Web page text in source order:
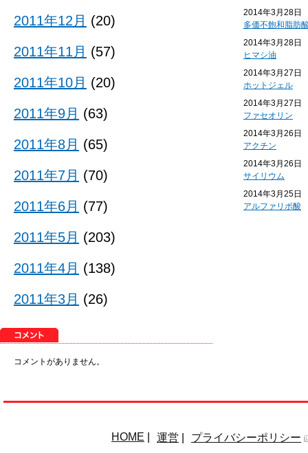
2014年3月28日
多価不飽和脂肪
2014年3月28日
ヒマシ油
2014年3月27日
ホットジェル
2014年3月27日
ファセオリン
2014年3月26日
アクチン
2014年3月26日
サイリウム
2014年3月25日
アルファリポ酸
2011年12月 (20)
2011年11月 (57)
2011年10月 (20)
2011年9月 (63)
2011年8月 (65)
2011年7月 (70)
2011年6月 (77)
2011年5月 (203)
2011年4月 (138)
2011年3月 (26)
コメントがありません。
HOME 運営 プライバシーポリシー